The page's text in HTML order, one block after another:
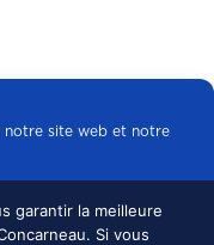
notre site web et notre
TOUS DROITS
garantir la meilleure
Si vous